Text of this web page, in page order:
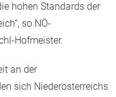
hohen Standards der
so NÖ-
Hofmeister.
an der
sich Niederösterreichs